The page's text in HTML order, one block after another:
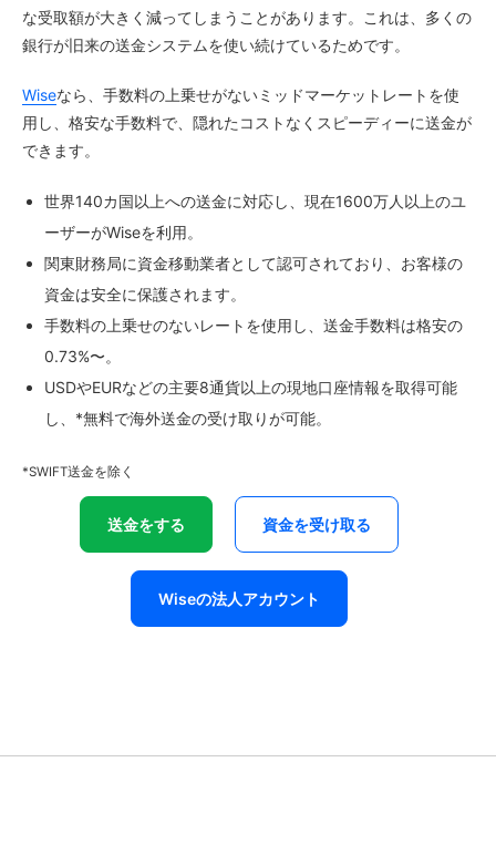
な受取額が大きく減ってしまうことがあります。これは、多くの
銀行が旧来の送金システムを使い続けているためです。
Wiseなら、手数料の上乗せがないミッドマーケットレートを使
用し、格安な手数料で、隠れたコストなくスピーディーに送金が
できます。
世界140カ国以上への送金に対応し、現在1600万人以上のユ
ーザーがWiseを利用。
関東財務局に資金移動業者として認可されており、お客様の
資金は安全に保護されます。
手数料の上乗せのないレートを使用し、送金手数料は格安の
0.73%〜。
USDやEURなどの主要8通貨以上の現地口座情報を取得可能
し、*無料で海外送金の受け取りが可能。
*SWIFT送金を除く
送金をする 資金を受け取る
Wiseの法人アカウント